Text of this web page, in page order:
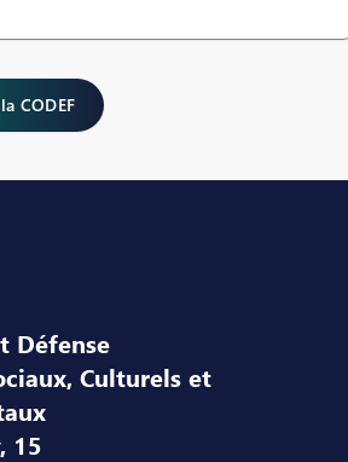
CODEF
Défense
Culturels et
15